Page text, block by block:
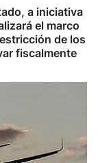
a iniciativa
el marco
de los
fiscalmente